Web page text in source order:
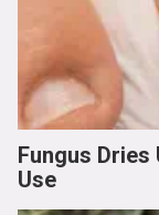
Fungus
Use